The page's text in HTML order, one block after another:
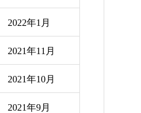
2022年1月
2021年11月
2021年10月
2021年9月